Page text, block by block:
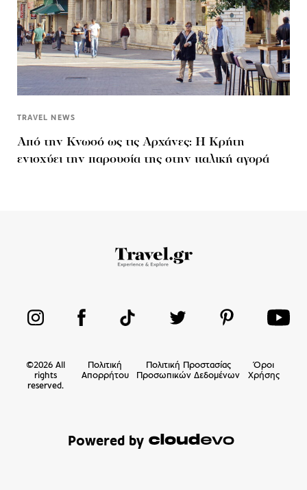
TRAVEL NEWS
Από την Κνωσό ως τις Αρχάνες: Η Κρήτη
ενισχύει την παρουσία της στην ιταλική αγορά
©2026 All
rights
reserved.
Πολιτική
Απορρήτου
Πολιτική Προστασίας
Προσωπικών Δεδομένων
Όροι
Χρήσης
Powered by